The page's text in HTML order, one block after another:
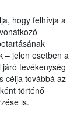
hogy felhívja a
– jelen esetben a
tevékenység
célja továbbá az
történő
is.